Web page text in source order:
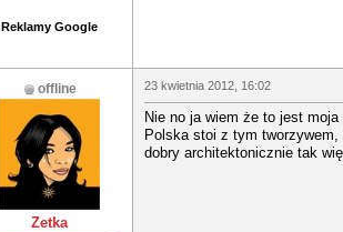
Reklamy Google
offline
Zetka
23 kwietnia 2012, 16:02
Nie no ja wiem że to jest
Polska stoi z tym tworzywem,
dobry architektonicznie tak